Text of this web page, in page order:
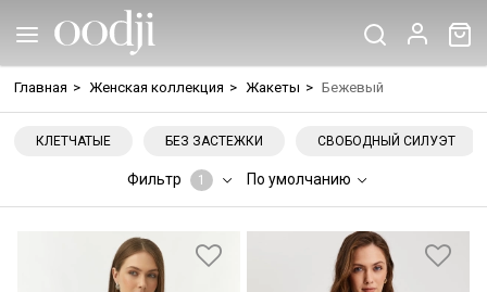
Главная > Женская коллекция > Жакеты > Бежевый
КЛЕТЧАТЫЕ БЕЗ ЗАСТЕЖКИ СВОБОДНЫЙ СИЛУЭТ
Фильтр 1 По умолчанию